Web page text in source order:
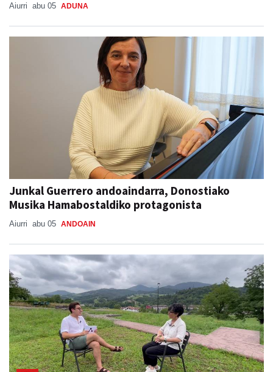
Aiurri abu 05 ADUNA
Junkal Guerrero andoaindarra, Donostiako
Musika Hamabostaldiko protagonista
Aiurri abu 05 ANDOAIN